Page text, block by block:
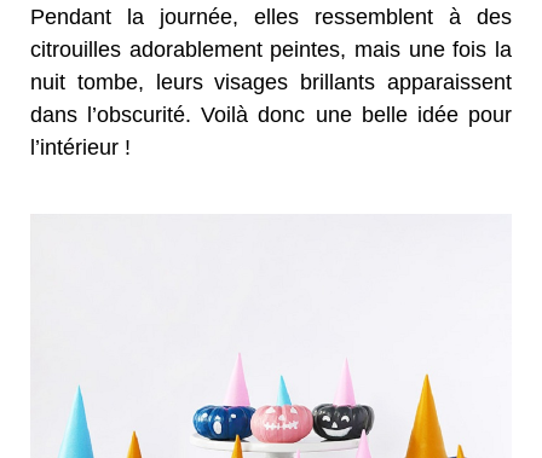
Pendant la journée, elles ressemblent à des
citrouilles adorablement peintes, mais une fois la
nuit tombe, leurs visages brillants apparaissent
dans l’obscurité. Voilà donc une belle idée pour
l’intérieur !